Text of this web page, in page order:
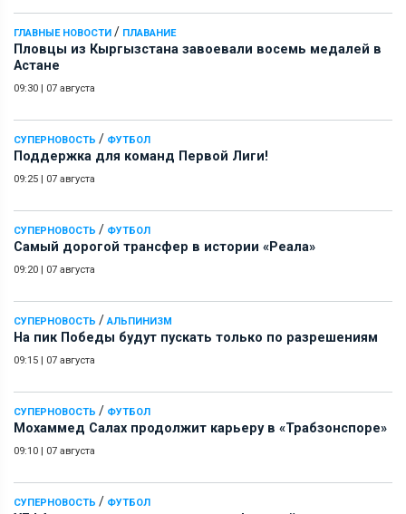
ГЛАВНЫЕ НОВОСТИ / ПЛАВАНИЕ
Пловцы из Кыргызстана завоевали восемь медалей в
Астане
09:30 | 07 августа
СУПЕРНОВОСТЬ / ФУТБОЛ
Поддержка для команд Первой Лиги!
09:25 | 07 августа
СУПЕРНОВОСТЬ / ФУТБОЛ
Самый дорогой трансфер в истории «Реала»
09:20 | 07 августа
СУПЕРНОВОСТЬ / АЛЬПИНИЗМ
На пик Победы будут пускать только по разрешениям
09:15 | 07 августа
СУПЕРНОВОСТЬ / ФУТБОЛ
Мохаммед Салах продолжит карьеру в «Трабзонспоре»
09:10 | 07 августа
СУПЕРНОВОСТЬ / ФУТБОЛ